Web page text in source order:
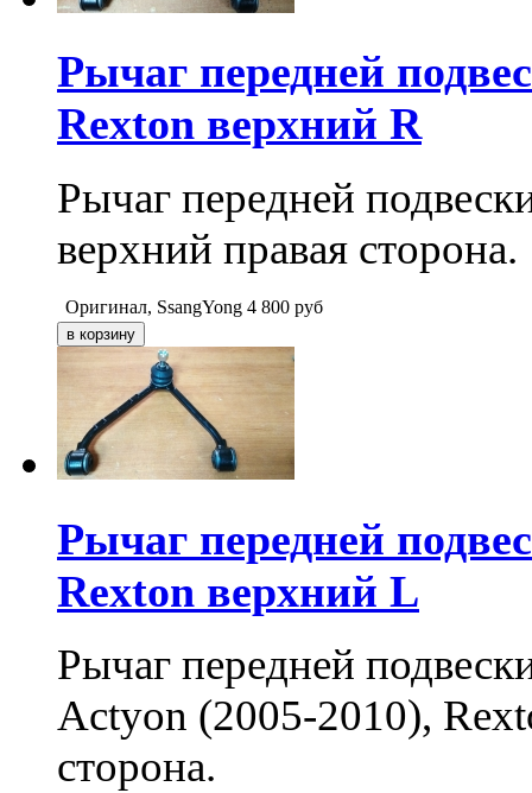
Рычаг передней
Rexton верхний R
Рычаг передней
верхний правая сторона.
Оригинал, SsangYong 4 800 руб
Рычаг передней
Rexton верхний L
Рычаг передней
Actyon (2005-2010),
сторона.